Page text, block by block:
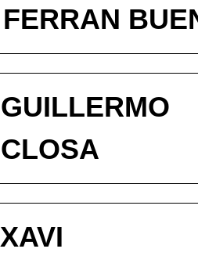
FERRAN
GUILLERMO
CLOSA
XAVI